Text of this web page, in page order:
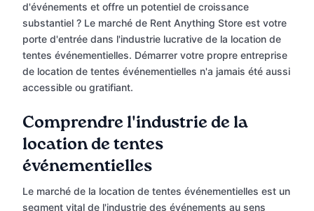
d'événements et offre un potentiel de croissance
substantiel ? Le marché de Rent Anything Store est votre
porte d'entrée dans l'industrie lucrative de la location de
tentes événementielles. Démarrer votre propre entreprise
de location de tentes événementielles n'a jamais été aussi
accessible ou gratifiant.
Comprendre l'industrie de la
location de tentes
événementielles
Le marché de la location de tentes événementielles est un
segment vital de l'industrie des événements au sens